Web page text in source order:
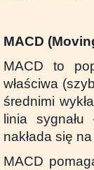
MACD (
MACD to
właściwa
średnimi
linia
nakłada się
MACD